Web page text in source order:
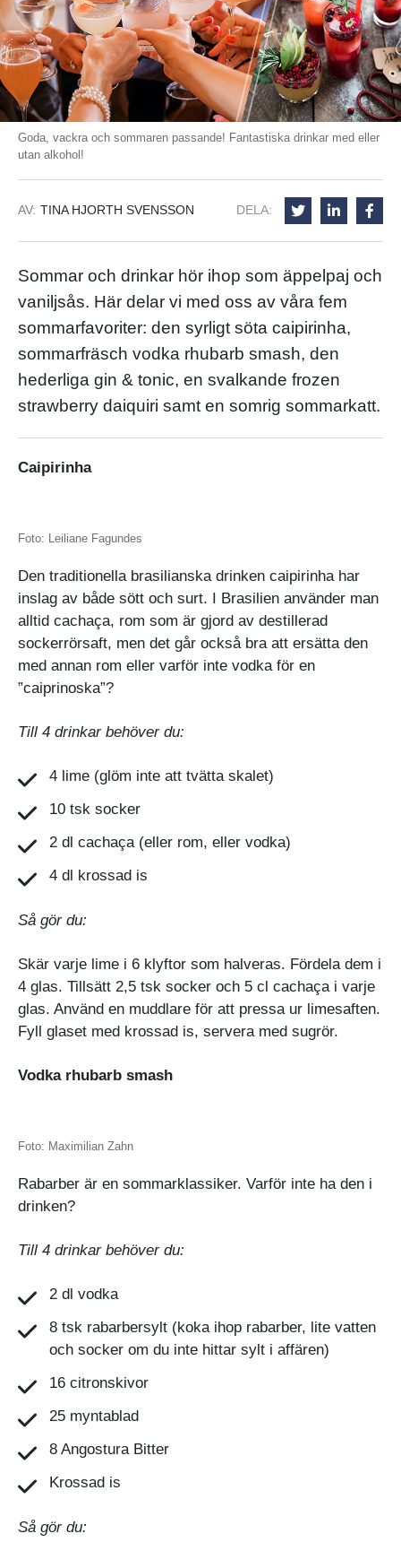
Goda, vackra och sommaren passande! Fantastiska drinkar med eller
utan alkohol!
AV: TINA HJORTH SVENSSON DELA:
Sommar och drinkar hör ihop som äppelpaj och
vaniljsås. Här delar vi med oss av våra fem
sommarfavoriter: den syrligt söta caipirinha,
sommarfräsch vodka rhubarb smash, den
hederliga gin & tonic, en svalkande frozen
strawberry daiquiri samt en somrig sommarkatt.
Caipirinha
Foto: Leiliane Fagundes
Den traditionella brasilianska drinken caipirinha har
inslag av både sött och surt. I Brasilien använder man
alltid cachaça, rom som är gjord av destillerad
sockerrörsaft, men det går också bra att ersätta den
med annan rom eller varför inte vodka för en
”caiprinoska”?
Till 4 drinkar behöver du:
4 lime (glöm inte att tvätta skalet)
10 tsk socker
2 dl cachaça (eller rom, eller vodka)
4 dl krossad is
Så gör du:
Skär varje lime i 6 klyftor som halveras. Fördela dem i
4 glas. Tillsätt 2,5 tsk socker och 5 cl cachaça i varje
glas. Använd en muddlare för att pressa ur limesaften.
Fyll glaset med krossad is, servera med sugrör.
Vodka rhubarb smash
Foto: Maximilian Zahn
Rabarber är en sommarklassiker. Varför inte ha den i
drinken?
Till 4 drinkar behöver du:
2 dl vodka
8 tsk rabarbersylt (koka ihop rabarber, lite vatten
och socker om du inte hittar sylt i affären)
16 citronskivor
25 myntablad
8 Angostura Bitter
Krossad is
Så gör du: